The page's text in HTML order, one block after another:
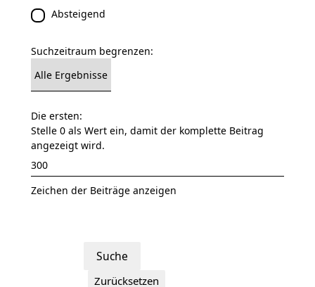
Absteigend
Suchzeitraum begrenzen:
Die ersten:
Stelle 0 als Wert ein, damit der komplette Beitrag
angezeigt wird.
Zeichen der Beiträge anzeigen